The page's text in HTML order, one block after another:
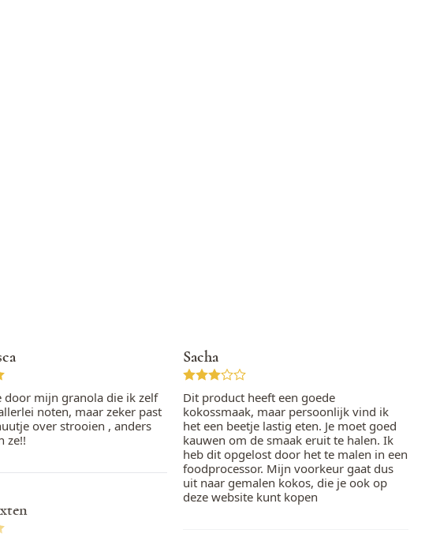
door mijn granola die ik zelf
noten, maar zeker past
over strooien , anders
ze!!
Sacha
Dit product heeft een goede
kokossmaak, maar persoonlijk vind ik
het een beetje lastig eten. Je moet goed
kauwen om de smaak eruit te halen. Ik
heb dit opgelost door het te malen in een
foodprocessor. Mijn voorkeur gaat dus
uit naar gemalen kokos, die je ook op
deze website kunt kopen